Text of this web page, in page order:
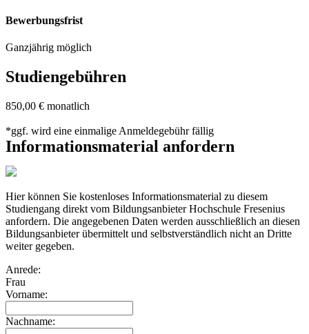
Bewerbungsfrist
Ganzjährig möglich
Studiengebühren
850,00 € monatlich
*ggf. wird eine einmalige Anmeldegebühr fällig
Informationsmaterial anfordern
Hier können Sie kostenloses Informationsmaterial zu diesem
Studiengang direkt vom Bildungsanbieter Hochschule Fresenius
anfordern. Die angegebenen Daten werden ausschließlich an diesen
Bildungsanbieter übermittelt und selbstverständlich nicht an Dritte
weiter gegeben.
Anrede:
Frau
Vorname:
Nachname: